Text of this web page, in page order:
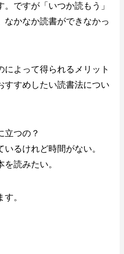
ですが「いつか読もう」
なかなか読書ができなかっ
によって得られるメリット
すすめしたい読書法につい
立つの？
いるけれど時間がない。
を読みたい。
。